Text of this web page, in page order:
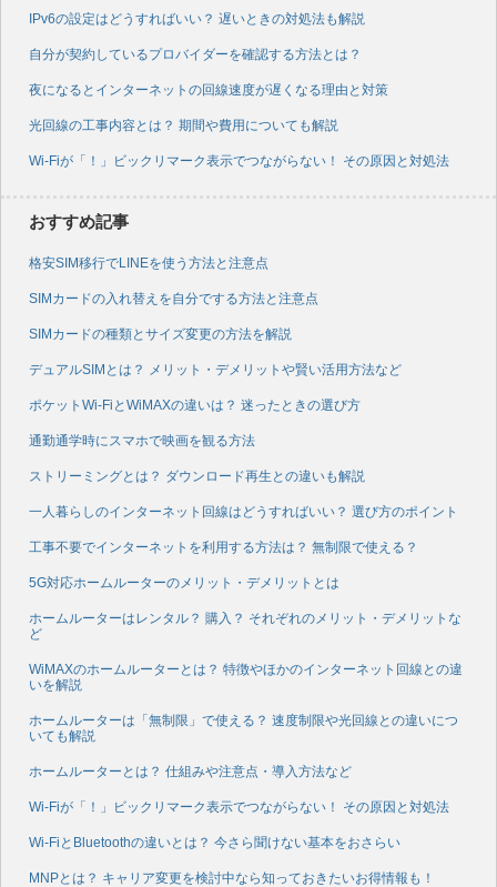
IPv6の設定はどうすればいい？ 遅いときの対処法も解説
自分が契約しているプロバイダーを確認する方法とは？
夜になるとインターネットの回線速度が遅くなる理由と対策
光回線の工事内容とは？ 期間や費用についても解説
Wi-Fiが「！」ビックリマーク表示でつながらない！ その原因と対処法
おすすめ記事
格安SIM移行でLINEを使う方法と注意点
SIMカードの入れ替えを自分でする方法と注意点
SIMカードの種類とサイズ変更の方法を解説
デュアルSIMとは？ メリット・デメリットや賢い活用方法など
ポケットWi-FiとWiMAXの違いは？ 迷ったときの選び方
通勤通学時にスマホで映画を観る方法
ストリーミングとは？ ダウンロード再生との違いも解説
一人暮らしのインターネット回線はどうすればいい？ 選び方のポイント
工事不要でインターネットを利用する方法は？ 無制限で使える？
5G対応ホームルーターのメリット・デメリットとは
ホームルーターはレンタル？ 購入？ それぞれのメリット・デメリットな
ど
WiMAXのホームルーターとは？ 特徴やほかのインターネット回線との違
いを解説
ホームルーターは「無制限」で使える？ 速度制限や光回線との違いにつ
いても解説
ホームルーターとは？ 仕組みや注意点・導入方法など
Wi-Fiが「！」ビックリマーク表示でつながらない！ その原因と対処法
Wi-FiとBluetoothの違いとは？ 今さら聞けない基本をおさらい
MNPとは？ キャリア変更を検討中なら知っておきたいお得情報も！